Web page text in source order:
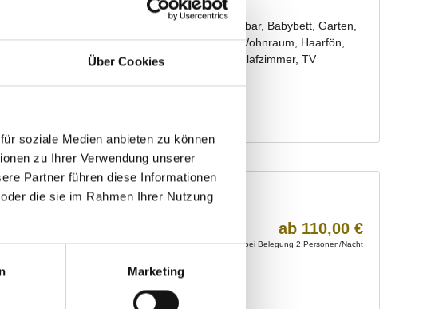
Über Cookies
soziale Medien anbieten zu können
zu Ihrer Verwendung unserer
Partner führen diese Informationen
die sie im Rahmen Ihrer Nutzung
Marketing